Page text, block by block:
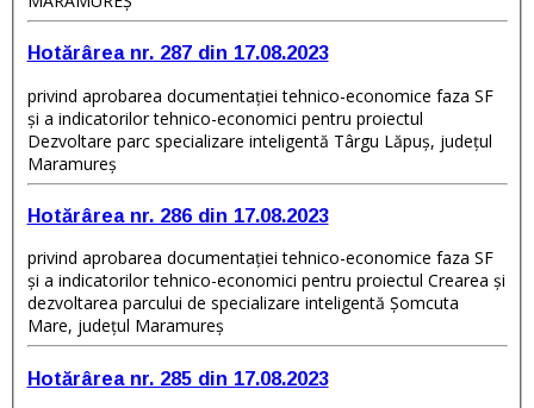
Hotărârea nr. 287 din 17.08.2023
privind aprobarea documentaţiei tehnico-economice faza SF
și a indicatorilor tehnico-economici pentru proiectul
Dezvoltare parc specializare inteligentă Târgu Lăpuș, județul
Maramureș
Hotărârea nr. 286 din 17.08.2023
privind aprobarea documentaţiei tehnico-economice faza SF
și a indicatorilor tehnico-economici pentru proiectul Crearea și
dezvoltarea parcului de specializare inteligentă Șomcuta
Mare, județul Maramureș
Hotărârea nr. 285 din 17.08.2023